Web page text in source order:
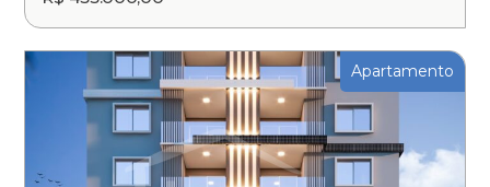
Apartamento